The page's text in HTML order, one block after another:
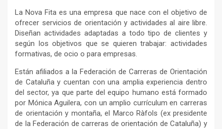
La Nova Fita es una empresa que nace con el objetivo de
ofrecer servicios de orientación y actividades al aire libre.
Diseñan actividades adaptadas a todo tipo de clientes y
según los objetivos que se quieren trabajar: actividades
formativas, de ocio o para empresas.
Están afiliados a la Federación de Carreras de Orientación
de Cataluña y cuentan con una amplia experiencia dentro
del sector, ya que parte del equipo humano está formado
por Mónica Aguilera, con un amplio currículum en carreras
de orientación y montaña, el Marco Ràfols (ex presidente
de la Federación de carreras de orientación de Cataluña) y